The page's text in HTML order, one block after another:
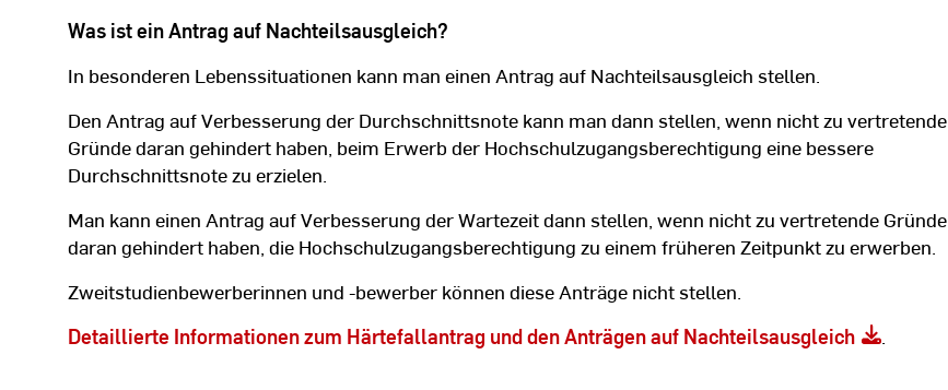
Was ist ein Antrag auf Nachteilsausgleich?
In besonderen Lebenssituationen kann man einen Antrag auf Nachteilsausgleich stellen.
Den Antrag auf Verbesserung der Durchschnittsnote kann man dann stellen, wenn nicht zu vertretende
Gründe daran gehindert haben, beim Erwerb der Hochschulzugangsberechtigung eine bessere
Durchschnittsnote zu erzielen.
Man kann einen Antrag auf Verbesserung der Wartezeit dann stellen, wenn nicht zu vertretende Gründe
daran gehindert haben, die Hochschulzugangsberechtigung zu einem früheren Zeitpunkt zu erwerben.
Zweitstudienbewerberinnen und -bewerber können diese Anträge nicht stellen.
Detaillierte Informationen zum Härtefallantrag und den Anträgen auf Nachteilsausgleich